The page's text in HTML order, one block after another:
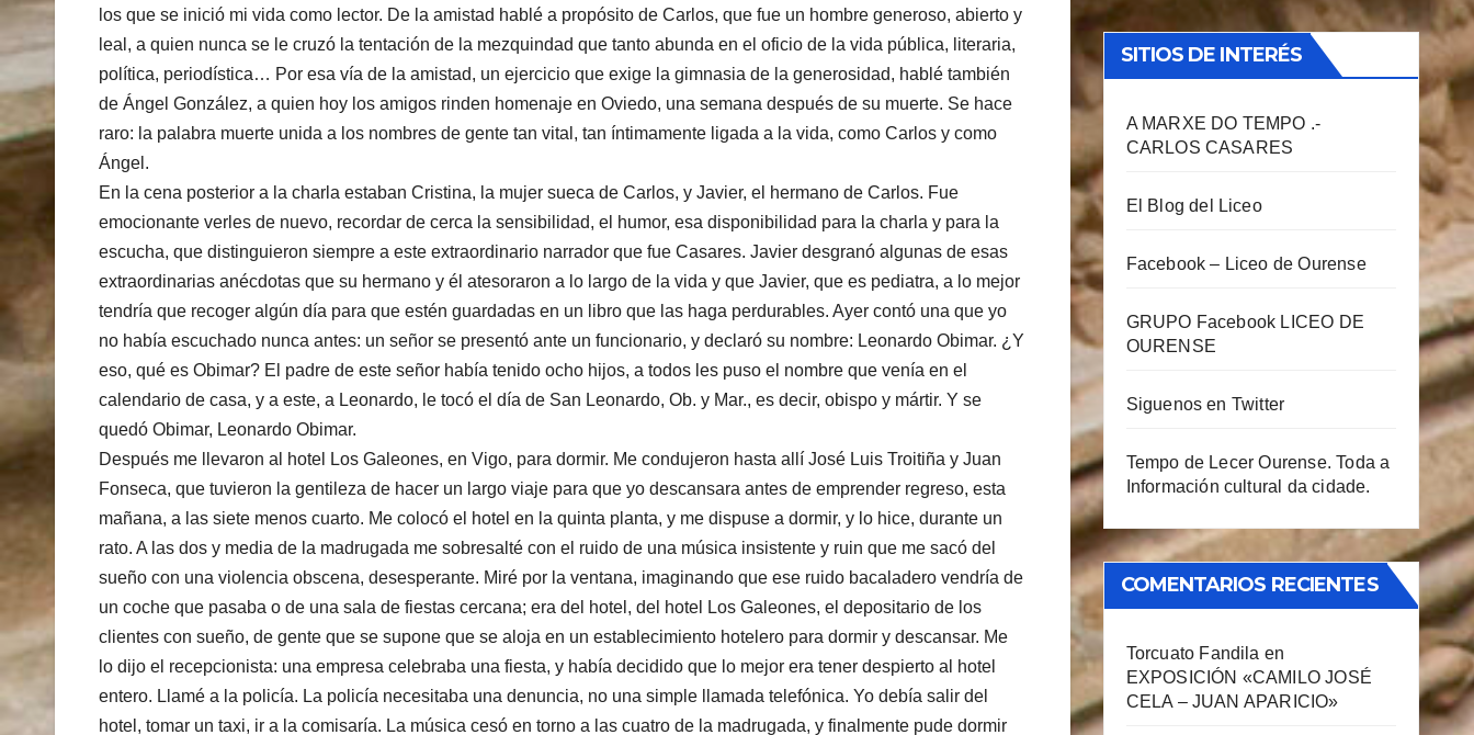
los que se inició mi vida como lector. De la amistad hablé a propósito de Carlos, que fue un hombre generoso, abierto y
leal, a quien nunca se le cruzó la tentación de la mezquindad que tanto abunda en el oficio de la vida pública, literaria,
política, periodística… Por esa vía de la amistad, un ejercicio que exige la gimnasia de la generosidad, hablé también
de Ángel González, a quien hoy los amigos rinden homenaje en Oviedo, una semana después de su muerte. Se hace
raro: la palabra muerte unida a los nombres de gente tan vital, tan íntimamente ligada a la vida, como Carlos y como
Ángel.
En la cena posterior a la charla estaban Cristina, la mujer sueca de Carlos, y Javier, el hermano de Carlos. Fue
emocionante verles de nuevo, recordar de cerca la sensibilidad, el humor, esa disponibilidad para la charla y para la
escucha, que distinguieron siempre a este extraordinario narrador que fue Casares. Javier desgranó algunas de esas
extraordinarias anécdotas que su hermano y él atesoraron a lo largo de la vida y que Javier, que es pediatra, a lo mejor
tendría que recoger algún día para que estén guardadas en un libro que las haga perdurables. Ayer contó una que yo
no había escuchado nunca antes: un señor se presentó ante un funcionario, y declaró su nombre: Leonardo Obimar. ¿Y
eso, qué es Obimar? El padre de este señor había tenido ocho hijos, a todos les puso el nombre que venía en el
calendario de casa, y a este, a Leonardo, le tocó el día de San Leonardo, Ob. y Mar., es decir, obispo y mártir. Y se
quedó Obimar, Leonardo Obimar.
Después me llevaron al hotel Los Galeones, en Vigo, para dormir. Me condujeron hasta allí José Luis Troitiña y Juan
Fonseca, que tuvieron la gentileza de hacer un largo viaje para que yo descansara antes de emprender regreso, esta
mañana, a las siete menos cuarto. Me colocó el hotel en la quinta planta, y me dispuse a dormir, y lo hice, durante un
rato. A las dos y media de la madrugada me sobresalté con el ruido de una música insistente y ruin que me sacó del
sueño con una violencia obscena, desesperante. Miré por la ventana, imaginando que ese ruido bacaladero vendría de
un coche que pasaba o de una sala de fiestas cercana; era del hotel, del hotel Los Galeones, el depositario de los
clientes con sueño, de gente que se supone que se aloja en un establecimiento hotelero para dormir y descansar. Me
lo dijo el recepcionista: una empresa celebraba una fiesta, y había decidido que lo mejor era tener despierto al hotel
entero. Llamé a la policía. La policía necesitaba una denuncia, no una simple llamada telefónica. Yo debía salir del
hotel, tomar un taxi, ir a la comisaría. La música cesó en torno a las cuatro de la madrugada, y finalmente pude dormir
SITIOS DE INTERÉS
A MARXE DO TEMPO .-
CARLOS CASARES
El Blog del Liceo
Facebook – Liceo de Ourense
GRUPO Facebook LICEO DE
OURENSE
Siguenos en Twitter
Tempo de Lecer Ourense. Toda a
Información cultural da cidade.
COMENTARIOS RECIENTES
Torcuato Fandila en
EXPOSICIÓN «CAMILO JOSÉ
CELA – JUAN APARICIO»